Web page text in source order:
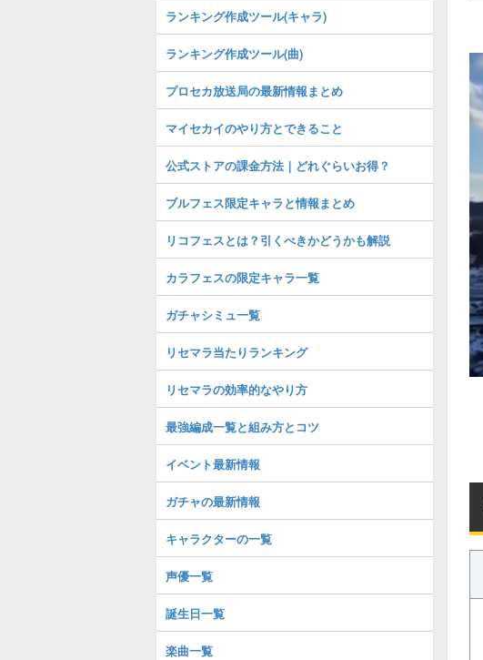
ランキング作成ツール(キャラ)
ランキング作成ツール(曲)
プロセカ放送局の最新情報まとめ
マイセカイのやり方とできること
公式ストアの課金方法｜どれぐらいお得？
ブルフェス限定キャラと情報まとめ
リコフェスとは？引くべきかどうかも解説
カラフェスの限定キャラ一覧
ガチャシミュ一覧
リセマラ当たりランキング
リセマラの効率的なやり方
最強編成一覧と組み方とコツ
イベント最新情報
ガチャの最新情報
キャラクターの一覧
声優一覧
誕生日一覧
楽曲一覧